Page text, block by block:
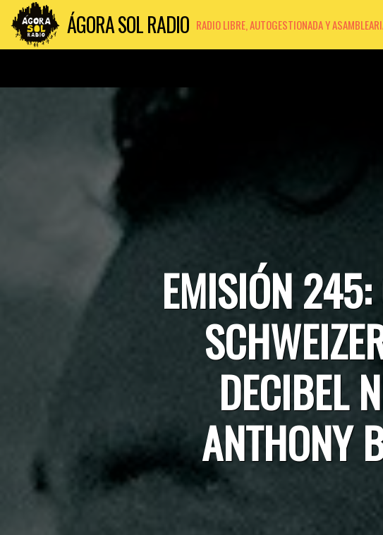
ÁGORA SOL RADIO RADIO LIBRE, AUTOGESTIONADA Y
EMISIÓN
DECIBEL
ANTHONY